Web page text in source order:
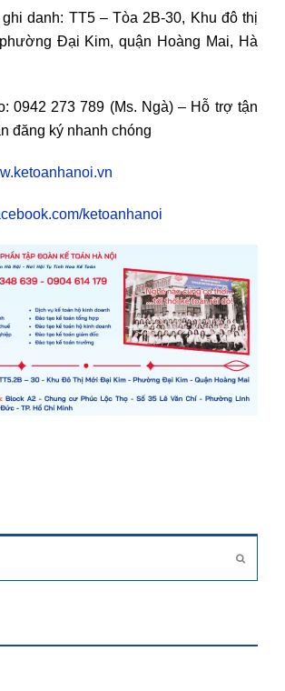
danh: TT5 – Tòa 2B-30, Khu đô thị
Đại Kim, quận Hoàng Mai, Hà
0942 273 789 (Ms. Ngà) – Hỗ trợ tận
đăng ký nhanh chóng
ketoanhanoi